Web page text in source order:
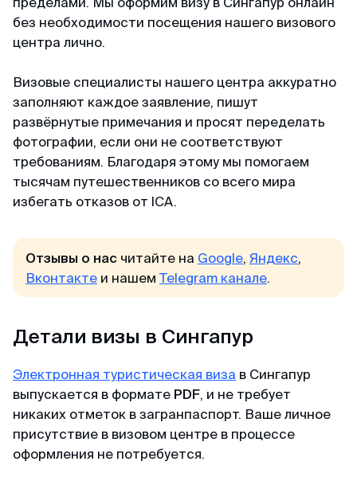
Отзыв с Telegram · 2024
Первый раз оформлял через вас, настолько
быстро, приятное общение через переписку,
всë разъяснили и был успех. Большое спасибо
за помощь, буду пользоваться вашим каналом
и рекомендовать своим друзьям. Огромное
спасибо 🙏💕
Елена
Отзыв с Яндекса · 2024
Оперативно
Сингапур, очень оперативно, минимальный
подавать в визовый центр в питере,
подготовила огромный список документов, но
не смогла записаться на подачу (ожидание
записи на подачу более месяца). Уже
отчаялась но нашла этих ребят. и все
Telegram-канал
Договор-оферта
Конфиденциальность
без необходимости посещения нашего визового
центра лично.
Визовые специалисты нашего центра аккуратно
заполняют каждое заявление, пишут
развёрнутые примечания и просят переделать
фотографии, если они не соответствуют
требованиям. Благодаря этому мы помогаем
тысячам путешественников со всего мира
избегать отказов от ICA.
Отзывы о нас читайте на Google, Яндекс,
Вконтакте и нашем Telegram канале.
Детали визы в Сингапур
Электронная туристическая виза в Сингапур
выпускается в формате PDF, и не требует
никаких отметок в загранпаспорт. Ваше личное
присутствие в визовом центре в процессе
оформления не потребуется.